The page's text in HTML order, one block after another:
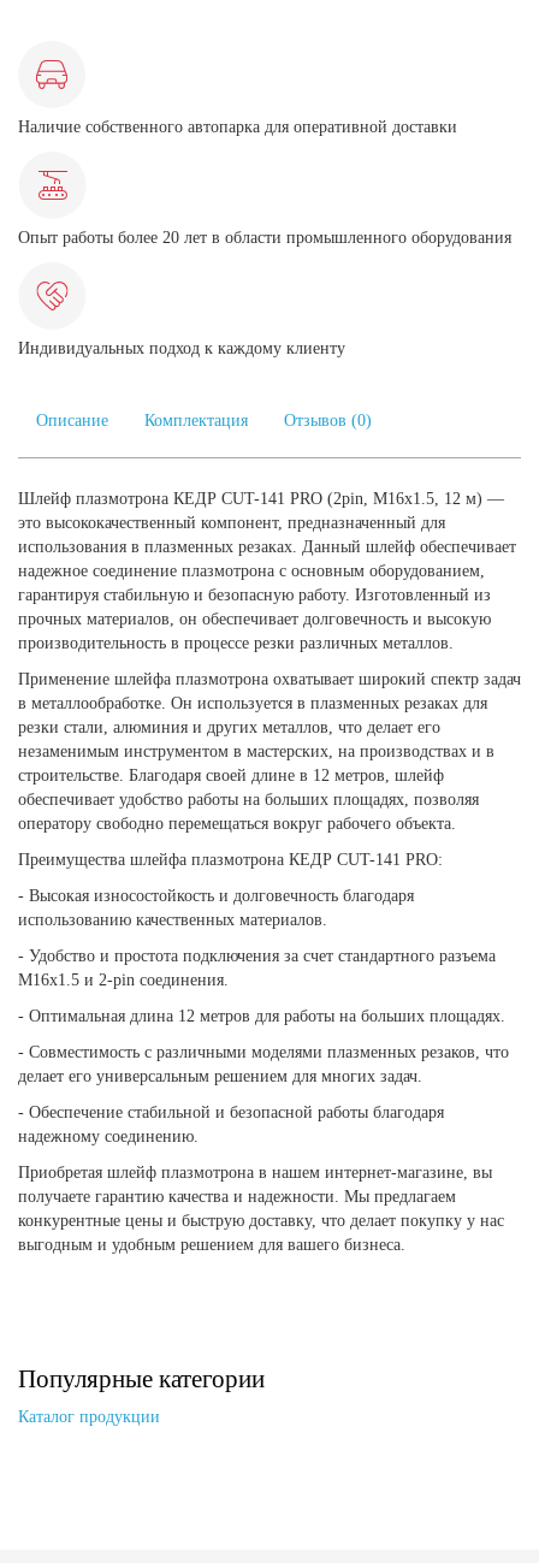
Наличие собственного автопарка для оперативной доставки
Опыт работы более 20 лет в области промышленного оборудования
Индивидуальных подход к каждому клиенту
Описание Комплектация Отзывов (0)
Шлейф плазмотрона КЕДР CUT-141 PRO (2pin, M16х1.5, 12 м) —
это высококачественный компонент, предназначенный для
использования в плазменных резаках. Данный шлейф обеспечивает
надежное соединение плазмотрона с основным оборудованием,
гарантируя стабильную и безопасную работу. Изготовленный из
прочных материалов, он обеспечивает долговечность и высокую
производительность в процессе резки различных металлов.
Применение шлейфа плазмотрона охватывает широкий спектр задач
в металлообработке. Он используется в плазменных резаках для
резки стали, алюминия и других металлов, что делает его
незаменимым инструментом в мастерских, на производствах и в
строительстве. Благодаря своей длине в 12 метров, шлейф
обеспечивает удобство работы на больших площадях, позволяя
оператору свободно перемещаться вокруг рабочего объекта.
Преимущества шлейфа плазмотрона КЕДР CUT-141 PRO:
- Высокая износостойкость и долговечность благодаря
использованию качественных материалов.
- Удобство и простота подключения за счет стандартного разъема
M16х1.5 и 2-pin соединения.
- Оптимальная длина 12 метров для работы на больших площадях.
- Совместимость с различными моделями плазменных резаков, что
делает его универсальным решением для многих задач.
- Обеспечение стабильной и безопасной работы благодаря
надежному соединению.
Приобретая шлейф плазмотрона в нашем интернет-магазине, вы
получаете гарантию качества и надежности. Мы предлагаем
конкурентные цены и быструю доставку, что делает покупку у нас
выгодным и удобным решением для вашего бизнеса.
Популярные категории
Каталог продукции